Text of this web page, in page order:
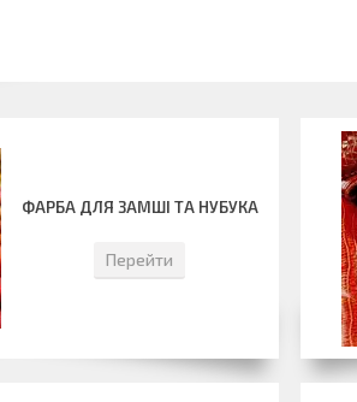
ФАРБА ДЛЯ ЗАМШІ ТА НУБУКА
Перейти